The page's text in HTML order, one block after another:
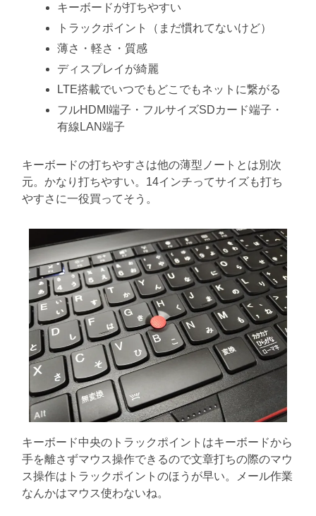
キーボードが打ちやすい
トラックポイント（まだ慣れてないけど）
薄さ・軽さ・質感
ディスプレイが綺麗
LTE搭載でいつでもどこでもネットに繋がる
フルHDMI端子・フルサイズSDカード端子・
有線LAN端子
キーボードの打ちやすさは他の薄型ノートとは別次
元。かなり打ちやすい。14インチってサイズも打ち
やすさに一役買ってそう。
キーボード中央のトラックポイントはキーボードから
手を離さずマウス操作できるので文章打ちの際のマウ
ス操作はトラックポイントのほうが早い。メール作業
なんかはマウス使わないね。